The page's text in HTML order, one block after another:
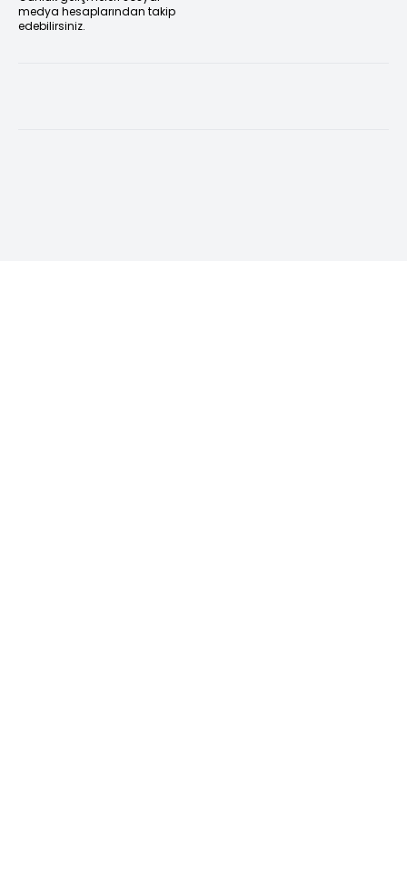
medya hesaplarından takip
edebilirsiniz.